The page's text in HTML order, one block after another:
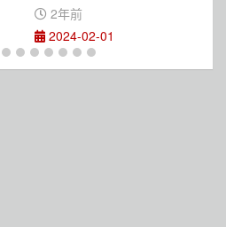
2年前
2024-02-01